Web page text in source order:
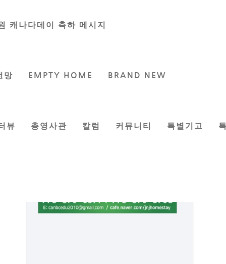
캐나다데이 축하 메시지
망 EMPTY HOME BRAND NEW
뷰 총영사관 칼럼 커뮤니티 특별기고